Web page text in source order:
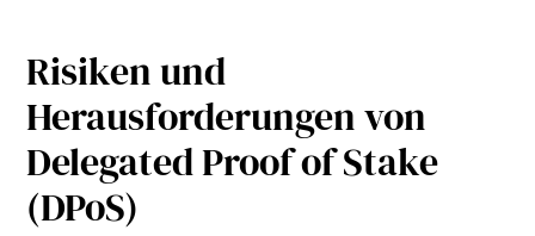
Risiken und
Herausforderungen von
Delegated Proof of Stake
(DPoS)